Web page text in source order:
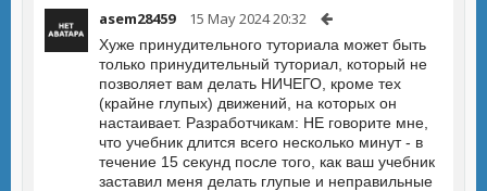
asem28459 15 May 2024 20:32
Хуже принудительного туториала может быть
только принудительный туториал, который не
позволяет вам делать НИЧЕГО, кроме тех
(крайне глупых) движений, на которых он
настаивает. Разработчикам: НЕ говорите мне,
что учебник длится всего несколько минут - в
течение 15 секунд после того, как ваш учебник
заставил меня делать глупые и неправильные